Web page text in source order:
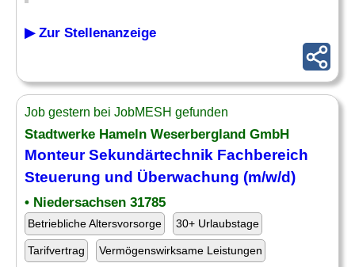
▶ Zur Stellenanzeige
Job gestern bei JobMESH gefunden
Stadtwerke Hameln Weserbergland GmbH
Monteur Sekundärtechnik Fachbereich
Steuerung und Überwachung (m/w/d)
• Niedersachsen 31785
Betriebliche Altersvorsorge 30+ Urlaubstage
Tarifvertrag Vermögenswirksame Leistungen